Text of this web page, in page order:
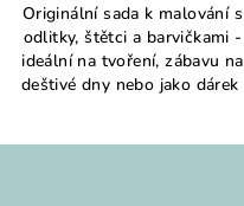
Originální sada k malování s
odlitky, štětci a barvičkami -
ideální na tvoření, zábavu na
deštivé dny nebo jako dárek